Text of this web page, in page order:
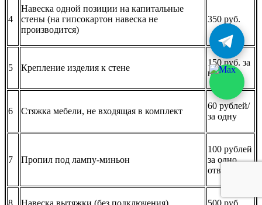
4
Навеска одной позиции на капитальные
стены (на гипсокартон навеска не
производится)
350 руб.
5 Крепление изделия к стене
150 руб. за
предмет
6 Стяжка мебели, не входящая в комплект
60 рублей/
за одну
7 Пропил под лампу-миньон
100 рублей
за одно
отверстие
8 Навеска вытяжки (без подключения) 500 руб.